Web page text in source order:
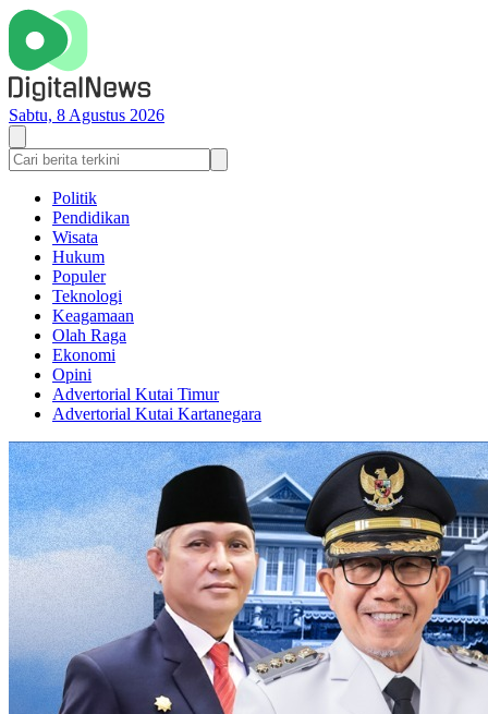
Sabtu, 8 Agustus 2026
Politik
Pendidikan
Wisata
Hukum
Populer
Teknologi
Keagamaan
Olah Raga
Ekonomi
Opini
Advertorial Kutai Timur
Advertorial Kutai Kartanegara